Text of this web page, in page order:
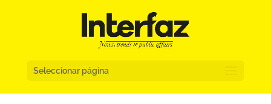
Seleccionar página